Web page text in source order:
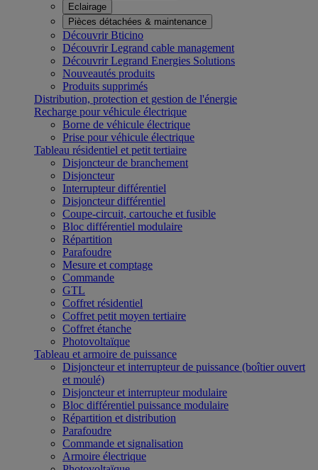
Eclairage
Pièces détachées & maintenance
Découvrir Bticino
Découvrir Legrand cable management
Découvrir Legrand Energies Solutions
Nouveautés produits
Produits supprimés
Distribution, protection et gestion de l'énergie
Recharge pour véhicule électrique
Borne de véhicule électrique
Prise pour véhicule électrique
Tableau résidentiel et petit tertiaire
Disjoncteur de branchement
Disjoncteur
Interrupteur différentiel
Disjoncteur différentiel
Coupe-circuit, cartouche et fusible
Bloc différentiel modulaire
Répartition
Parafoudre
Mesure et comptage
Commande
GTL
Coffret résidentiel
Coffret petit moyen tertiaire
Coffret étanche
Photovoltaïque
Tableau et armoire de puissance
Disjoncteur et interrupteur de puissance (boîtier ouvert
et moulé)
Disjoncteur et interrupteur modulaire
Bloc différentiel puissance modulaire
Répartition et distribution
Parafoudre
Commande et signalisation
Armoire électrique